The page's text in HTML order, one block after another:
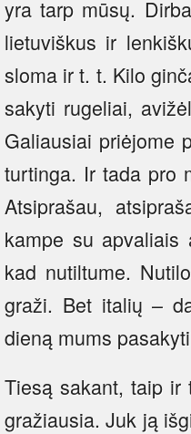
yra tarp mūsų.
lietuviškus ir
sloma ir t. t. Kilo
sakyti rugeliai,
Galiausiai priėjome
turtinga. Ir tada pro
Atsiprašau,
kampe su
kad nutiltume.
graži. Bet italių –
dieną mums
Tiesą sakant, taip ir
gražiausia. Juk ją